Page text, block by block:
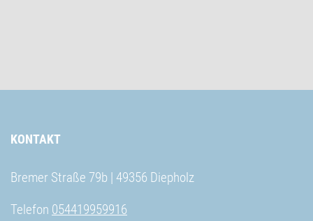
KONTAKT
Bremer Straße 79b | 49356 Diepholz
Telefon 054419959916